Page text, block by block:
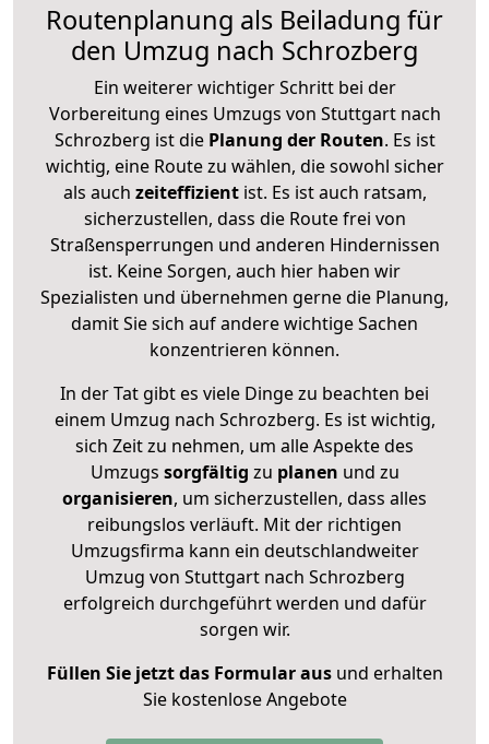
Routenplanung als Beiladung für
den Umzug nach Schrozberg
Ein weiterer wichtiger Schritt bei der
Vorbereitung eines Umzugs von Stuttgart nach
Schrozberg ist diePlanung der Routen. Es ist
wichtig, eine Route zu wählen, die sowohl sicher
als auch zeiteffizientist. Es ist auch ratsam,
sicherzustellen, dass die Route frei von
Straßensperrungen und anderen Hindernissen
ist. Keine Sorgen, auch hier haben wir
Spezialisten und übernehmen gerne die Planung,
damit Sie sich auf andere wichtige Sachen
konzentrieren können.
In der Tat gibt es viele Dinge zu beachten bei
einem Umzug nach Schrozberg. Es ist wichtig,
sich Zeit zu nehmen, um alle Aspekte des
Umzugs sorgfältig zu planen und zu
organisieren, um sicherzustellen, dass alles
reibungslos verläuft. Mit der richtigen
Umzugsfirma kann ein deutschlandweiter
Umzug von Stuttgart nach Schrozberg
erfolgreich durchgeführt werden und dafür
sorgen wir.
Füllen Sie jetzt das Formular ausund erhalten
Sie kostenlose Angebote